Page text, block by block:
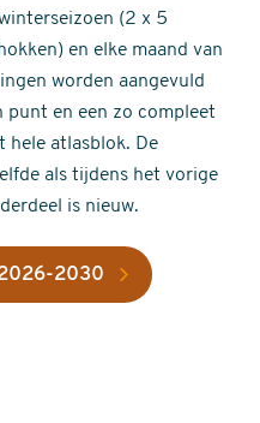
(2 x 5
en elke maand van
worden aangevuld
punt en een zo compleet
hele atlasblok. De
als tijdens het vorige
is nieuw.
2030